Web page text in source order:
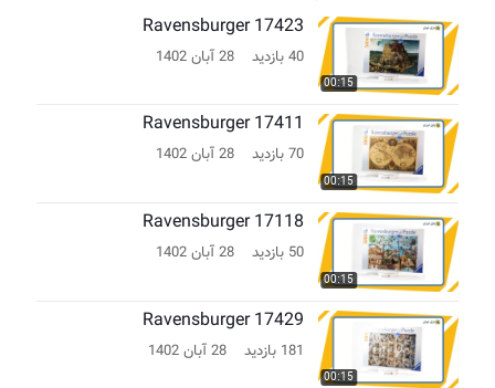
00:15
Ravensburger 17423
40 بازدید 28 آبان 1402
00:15
Ravensburger 17411
70 بازدید 28 آبان 1402
00:15
Ravensburger 17118
50 بازدید 28 آبان 1402
00:15
Ravensburger 17429
181 بازدید 28 آبان 1402